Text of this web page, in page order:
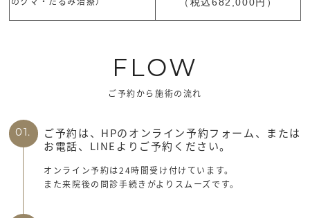
FLOW
ご予約から施術の流れ
01.
ご予約は、HPのオンライン予約フォーム、または
お電話、LINEよりご予約ください。
オンライン予約は24時間受け付けています。
また来院後の問診手続きがよりスムーズです。